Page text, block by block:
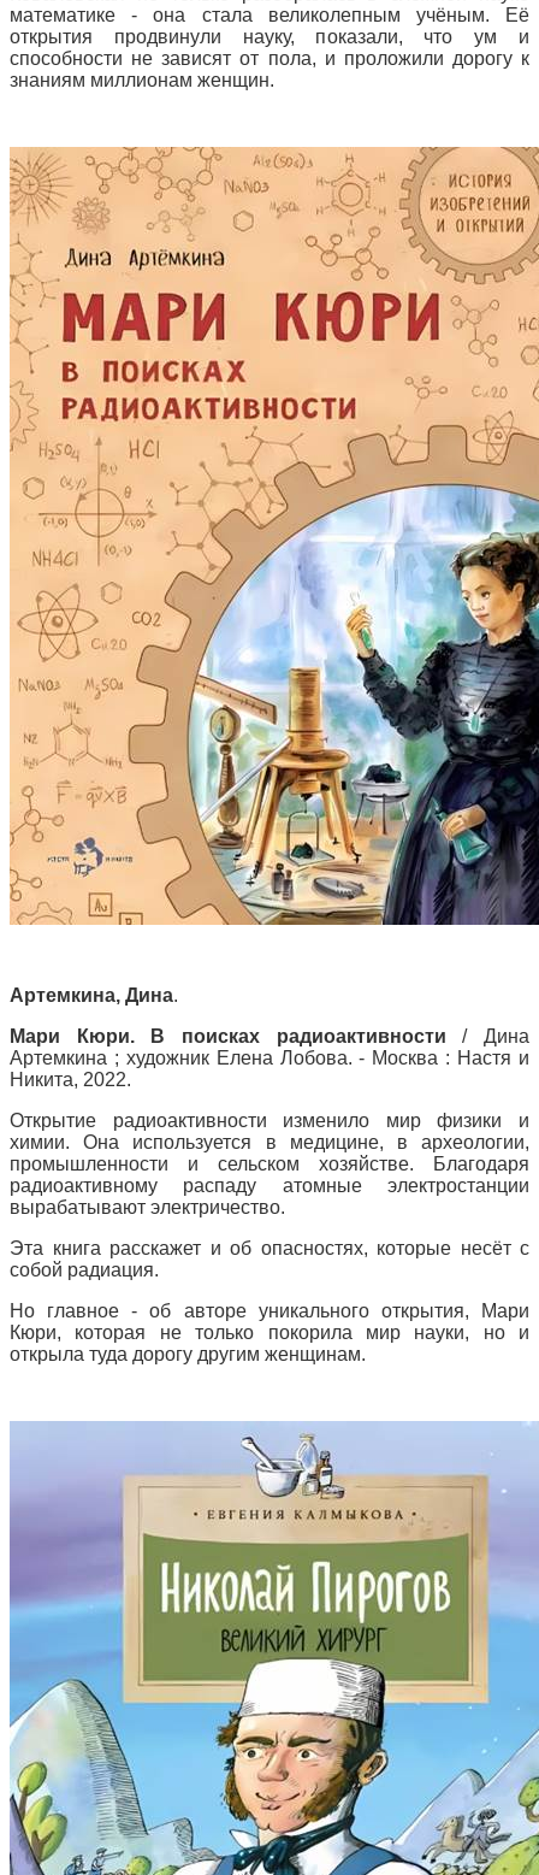
математике - она стала великолепным учёным. Её
открытия продвинули науку, показали, что ум и
способности не зависят от пола, и проложили дорогу к
знаниям миллионам женщин.
Артемкина, Дина.
Мари Кюри. В поисках радиоактивности / Дина
Артемкина ; художник Елена Лобова. - Москва : Настя и
Никита, 2022.
Открытие радиоактивности изменило мир физики и
химии. Она используется в медицине, в археологии,
промышленности и сельском хозяйстве. Благодаря
радиоактивному распаду атомные электростанции
вырабатывают электричество.
Эта книга расскажет и об опасностях, которые несёт с
собой радиация.
Но главное - об авторе уникального открытия, Мари
Кюри, которая не только покорила мир науки, но и
открыла туда дорогу другим женщинам.